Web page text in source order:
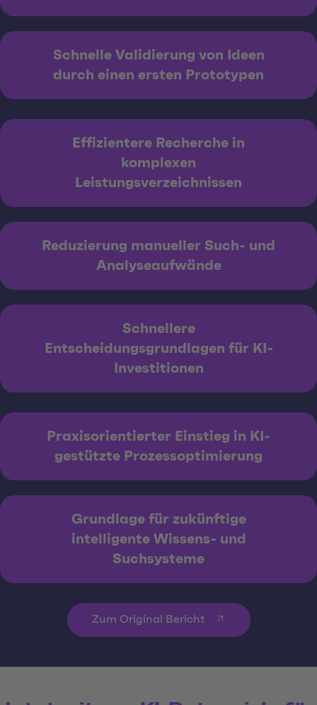
Schnelle Validierung von Ideen
durch einen ersten Prototypen
Effizientere Recherche in
komplexen
Leistungsverzeichnissen
Reduzierung manueller Such- und
Analyseaufwände
Schnellere
Entscheidungsgrundlagen für KI-
Investitionen
Praxisorientierter Einstieg in KI-
gestützte Prozessoptimierung
Grundlage für zukünftige
intelligente Wissens- und
Suchsysteme
Zum Original Bericht